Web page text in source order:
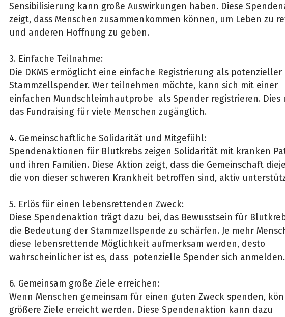
Sensibilisierung kann große Auswirkungen haben. Diese
zeigt, dass Menschen zusammenkommen können, um Leben zu
und anderen Hoffnung zu geben.
3. Einfache Teilnahme:
Die DKMS ermöglicht eine einfache Registrierung als potenzieller
Stammzellspender. Wer teilnehmen möchte, kann sich mit einer
einfachen Mundschleimhautprobe als Spender registrieren. Dies
das Fundraising für viele Menschen zugänglich.
4. Gemeinschaftliche Solidarität und Mitgefühl:
Spendenaktionen für Blutkrebs zeigen Solidarität mit kranken
und ihren Familien. Diese Aktion zeigt, dass die Gemeinschaft
die von dieser schweren Krankheit betroffen sind, aktiv
5. Erlös für einen lebensrettenden Zweck:
Diese Spendenaktion trägt dazu bei, das Bewusstsein für
die Bedeutung der Stammzellspende zu schärfen. Je mehr
diese lebensrettende Möglichkeit aufmerksam werden, desto
wahrscheinlicher ist es, dass potenzielle Spender sich anmelden.
6. Gemeinsam große Ziele erreichen:
Wenn Menschen gemeinsam für einen guten Zweck spenden,
größere Ziele erreicht werden. Diese Spendenaktion kann dazu